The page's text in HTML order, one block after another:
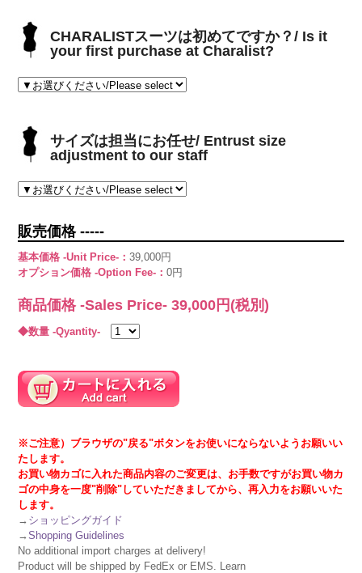
CHARALISTスーツは初めてですか？/ Is it
your first purchase at Charalist?
サイズは担当にお任せ/ Entrust size
adjustment to our staff
販売価格 -----
基本価格 -Unit Price-：39,000円
オプション価格 -Option Fee-：0円
商品価格 -Sales Price-39,000 円(税別)
◆数量 -Qyantity-
※ご注意）ブラウザの"戻る"ボタンをお使いにならないようお願いい
たします。
お買い物カゴに入れた商品内容のご変更は、お手数ですがお買い物カ
ゴの中身を一度"削除"していただきましてから、再入力をお願いいた
します。
→ ショッピングガイド
→Shopping Guidelines
No additional import charges at delivery!
Product will be shipped by FedEx or EMS. Learn